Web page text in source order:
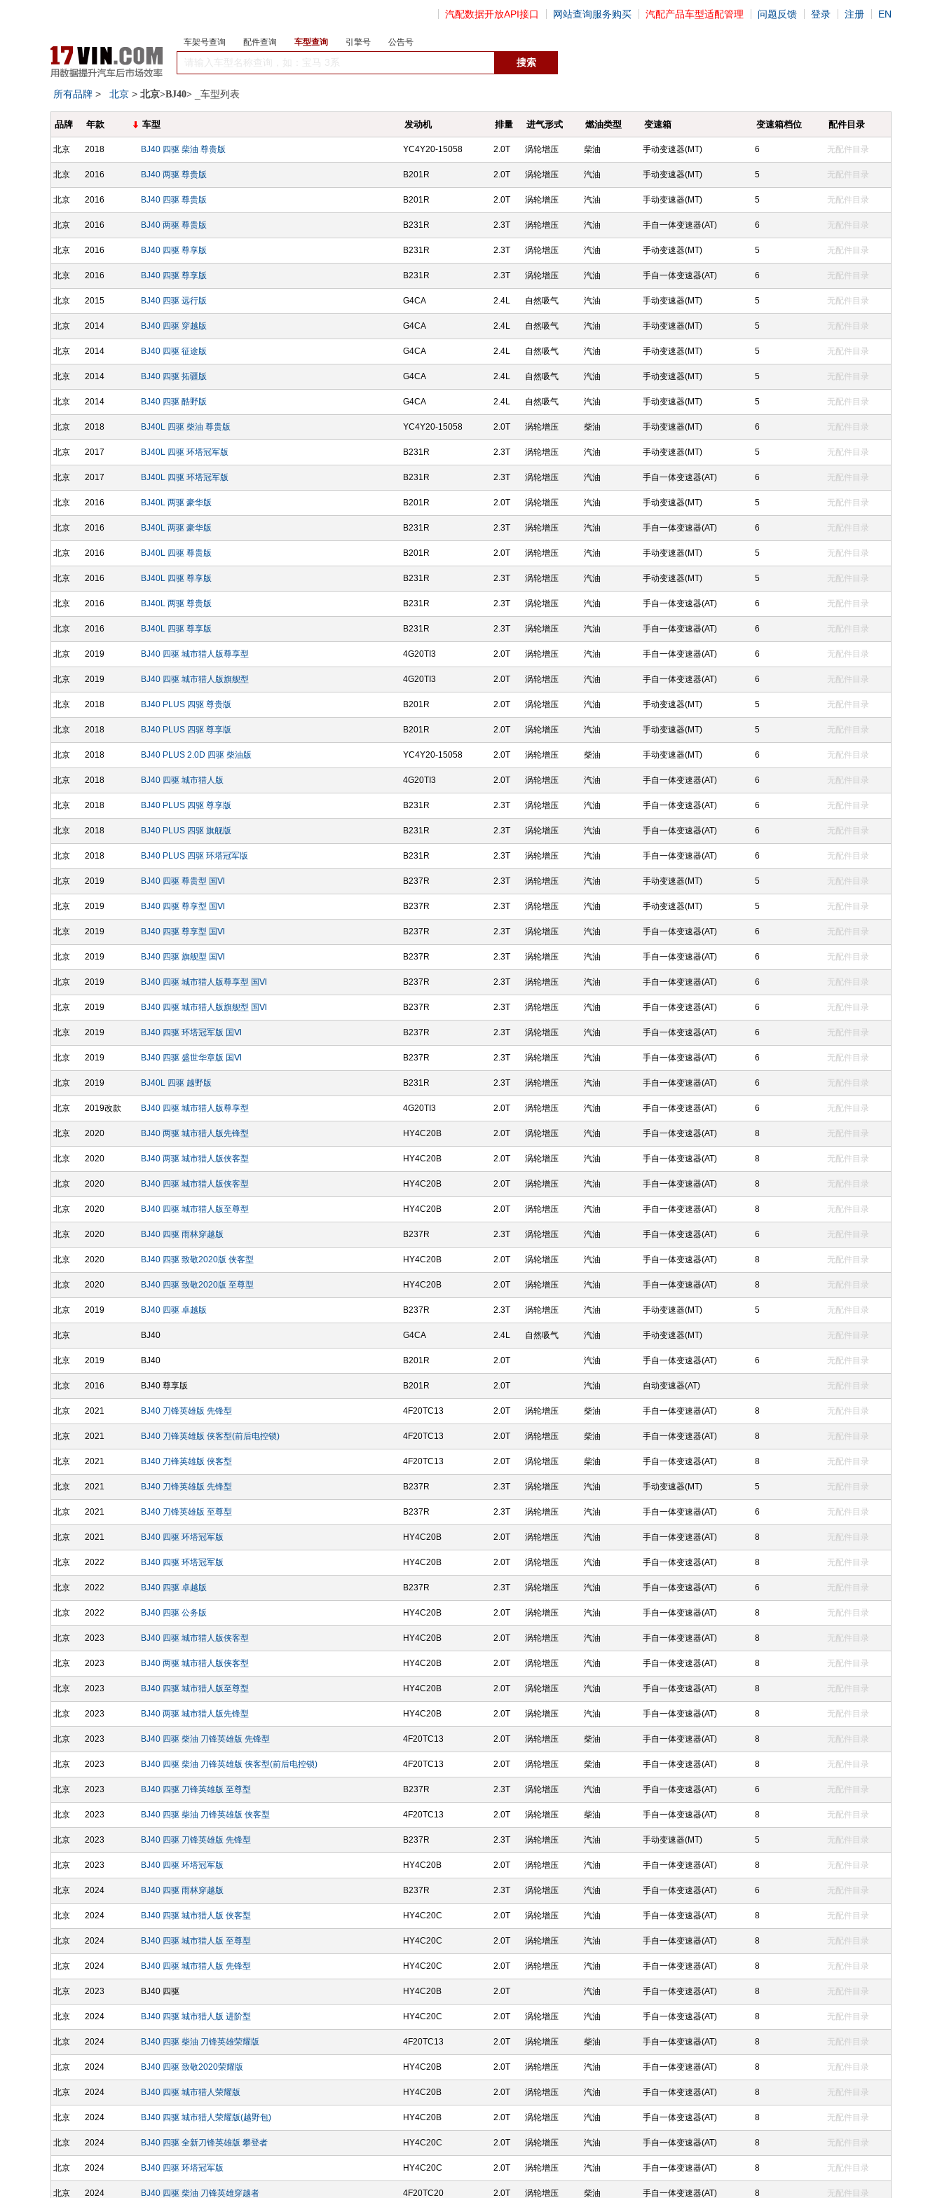
汽配数据开放API接口 网站查询服务购买 汽配产品车型适配管理 问题反馈 登录 注册 EN
车架号查询 配件查询 车型查询 引擎号 公告号
所有品牌 > 北京 > 北京>BJ40> _车型列表
品牌 年款 车型 发动机 排量 进气形式 燃油类型 变速箱 变速箱档位 配件目录
北京 2018 BJ40 四驱 柴油 尊贵版 YC4Y20-15058 2.0T 涡轮增压 柴油 手动变速器(MT) 6 无配件目录
北京 2016 BJ40 两驱 尊贵版 B201R 2.0T 涡轮增压 汽油 手动变速器(MT) 5 无配件目录
北京 2016 BJ40 四驱 尊贵版 B201R 2.0T 涡轮增压 汽油 手动变速器(MT) 5 无配件目录
北京 2016 BJ40 两驱 尊贵版 B231R 2.3T 涡轮增压 汽油 手自一体变速器(AT) 6 无配件目录
北京 2016 BJ40 四驱 尊享版 B231R 2.3T 涡轮增压 汽油 手动变速器(MT) 5 无配件目录
北京 2016 BJ40 四驱 尊享版 B231R 2.3T 涡轮增压 汽油 手自一体变速器(AT) 6 无配件目录
北京 2015 BJ40 四驱 远行版 G4CA 2.4L 自然吸气 汽油 手动变速器(MT) 5 无配件目录
北京 2014 BJ40 四驱 穿越版 G4CA 2.4L 自然吸气 汽油 手动变速器(MT) 5 无配件目录
北京 2014 BJ40 四驱 征途版 G4CA 2.4L 自然吸气 汽油 手动变速器(MT) 5 无配件目录
北京 2014 BJ40 四驱 拓疆版 G4CA 2.4L 自然吸气 汽油 手动变速器(MT) 5 无配件目录
北京 2014 BJ40 四驱 酷野版 G4CA 2.4L 自然吸气 汽油 手动变速器(MT) 5 无配件目录
北京 2018 BJ40L 四驱 柴油 尊贵版 YC4Y20-15058 2.0T 涡轮增压 柴油 手动变速器(MT) 6 无配件目录
北京 2017 BJ40L 四驱 环塔冠军版 B231R 2.3T 涡轮增压 汽油 手动变速器(MT) 5 无配件目录
北京 2017 BJ40L 四驱 环塔冠军版 B231R 2.3T 涡轮增压 汽油 手自一体变速器(AT) 6 无配件目录
北京 2016 BJ40L 两驱 豪华版 B201R 2.0T 涡轮增压 汽油 手动变速器(MT) 5 无配件目录
北京 2016 BJ40L 两驱 豪华版 B231R 2.3T 涡轮增压 汽油 手自一体变速器(AT) 6 无配件目录
北京 2016 BJ40L 四驱 尊贵版 B201R 2.0T 涡轮增压 汽油 手动变速器(MT) 5 无配件目录
北京 2016 BJ40L 四驱 尊享版 B231R 2.3T 涡轮增压 汽油 手动变速器(MT) 5 无配件目录
北京 2016 BJ40L 两驱 尊贵版 B231R 2.3T 涡轮增压 汽油 手自一体变速器(AT) 6 无配件目录
北京 2016 BJ40L 四驱 尊享版 B231R 2.3T 涡轮增压 汽油 手自一体变速器(AT) 6 无配件目录
北京 2019 BJ40 四驱 城市猎人版尊享型 4G20TI3 2.0T 涡轮增压 汽油 手自一体变速器(AT) 6 无配件目录
北京 2019 BJ40 四驱 城市猎人版旗舰型 4G20TI3 2.0T 涡轮增压 汽油 手自一体变速器(AT) 6 无配件目录
北京 2018 BJ40 PLUS 四驱 尊贵版 B201R 2.0T 涡轮增压 汽油 手动变速器(MT) 5 无配件目录
北京 2018 BJ40 PLUS 四驱 尊享版 B201R 2.0T 涡轮增压 汽油 手动变速器(MT) 5 无配件目录
北京 2018 BJ40 PLUS 2.0D 四驱 柴油版 YC4Y20-15058 2.0T 涡轮增压 柴油 手动变速器(MT) 6 无配件目录
北京 2018 BJ40 四驱 城市猎人版 4G20TI3 2.0T 涡轮增压 汽油 手自一体变速器(AT) 6 无配件目录
北京 2018 BJ40 PLUS 四驱 尊享版 B231R 2.3T 涡轮增压 汽油 手自一体变速器(AT) 6 无配件目录
北京 2018 BJ40 PLUS 四驱 旗舰版 B231R 2.3T 涡轮增压 汽油 手自一体变速器(AT) 6 无配件目录
北京 2018 BJ40 PLUS 四驱 环塔冠军版 B231R 2.3T 涡轮增压 汽油 手自一体变速器(AT) 6 无配件目录
北京 2019 BJ40 四驱 尊贵型 国Ⅵ B237R 2.3T 涡轮增压 汽油 手动变速器(MT) 5 无配件目录
北京 2019 BJ40 四驱 尊享型 国Ⅵ B237R 2.3T 涡轮增压 汽油 手动变速器(MT) 5 无配件目录
北京 2019 BJ40 四驱 尊享型 国Ⅵ B237R 2.3T 涡轮增压 汽油 手自一体变速器(AT) 6 无配件目录
北京 2019 BJ40 四驱 旗舰型 国Ⅵ B237R 2.3T 涡轮增压 汽油 手自一体变速器(AT) 6 无配件目录
北京 2019 BJ40 四驱 城市猎人版尊享型 国Ⅵ B237R 2.3T 涡轮增压 汽油 手自一体变速器(AT) 6 无配件目录
北京 2019 BJ40 四驱 城市猎人版旗舰型 国Ⅵ B237R 2.3T 涡轮增压 汽油 手自一体变速器(AT) 6 无配件目录
北京 2019 BJ40 四驱 环塔冠军版 国Ⅵ B237R 2.3T 涡轮增压 汽油 手自一体变速器(AT) 6 无配件目录
北京 2019 BJ40 四驱 盛世华章版 国Ⅵ B237R 2.3T 涡轮增压 汽油 手自一体变速器(AT) 6 无配件目录
北京 2019 BJ40L 四驱 越野版 B231R 2.3T 涡轮增压 汽油 手自一体变速器(AT) 6 无配件目录
北京 2019改款 BJ40 四驱 城市猎人版尊享型 4G20TI3 2.0T 涡轮增压 汽油 手自一体变速器(AT) 6 无配件目录
北京 2020 BJ40 两驱 城市猎人版先锋型 HY4C20B 2.0T 涡轮增压 汽油 手自一体变速器(AT) 8 无配件目录
北京 2020 BJ40 两驱 城市猎人版侠客型 HY4C20B 2.0T 涡轮增压 汽油 手自一体变速器(AT) 8 无配件目录
北京 2020 BJ40 四驱 城市猎人版侠客型 HY4C20B 2.0T 涡轮增压 汽油 手自一体变速器(AT) 8 无配件目录
北京 2020 BJ40 四驱 城市猎人版至尊型 HY4C20B 2.0T 涡轮增压 汽油 手自一体变速器(AT) 8 无配件目录
北京 2020 BJ40 四驱 雨林穿越版 B237R 2.3T 涡轮增压 汽油 手自一体变速器(AT) 6 无配件目录
北京 2020 BJ40 四驱 致敬2020版 侠客型 HY4C20B 2.0T 涡轮增压 汽油 手自一体变速器(AT) 8 无配件目录
北京 2020 BJ40 四驱 致敬2020版 至尊型 HY4C20B 2.0T 涡轮增压 汽油 手自一体变速器(AT) 8 无配件目录
北京 2019 BJ40 四驱 卓越版 B237R 2.3T 涡轮增压 汽油 手动变速器(MT) 5 无配件目录
北京 BJ40 G4CA 2.4L 自然吸气 汽油 手动变速器(MT) 无配件目录
北京 2019 BJ40 B201R 2.0T 汽油 手自一体变速器(AT) 6 无配件目录
北京 2016 BJ40 尊享版 B201R 2.0T 汽油 自动变速器(AT) 无配件目录
北京 2021 BJ40 刀锋英雄版 先锋型 4F20TC13 2.0T 涡轮增压 柴油 手自一体变速器(AT) 8 无配件目录
北京 2021 BJ40 刀锋英雄版 侠客型(前后电控锁) 4F20TC13 2.0T 涡轮增压 柴油 手自一体变速器(AT) 8 无配件目录
北京 2021 BJ40 刀锋英雄版 侠客型 4F20TC13 2.0T 涡轮增压 柴油 手自一体变速器(AT) 8 无配件目录
北京 2021 BJ40 刀锋英雄版 先锋型 B237R 2.3T 涡轮增压 汽油 手动变速器(MT) 5 无配件目录
北京 2021 BJ40 刀锋英雄版 至尊型 B237R 2.3T 涡轮增压 汽油 手自一体变速器(AT) 6 无配件目录
北京 2021 BJ40 四驱 环塔冠军版 HY4C20B 2.0T 涡轮增压 汽油 手自一体变速器(AT) 8 无配件目录
北京 2022 BJ40 四驱 环塔冠军版 HY4C20B 2.0T 涡轮增压 汽油 手自一体变速器(AT) 8 无配件目录
北京 2022 BJ40 四驱 卓越版 B237R 2.3T 涡轮增压 汽油 手自一体变速器(AT) 6 无配件目录
北京 2022 BJ40 四驱 公务版 HY4C20B 2.0T 涡轮增压 汽油 手自一体变速器(AT) 8 无配件目录
北京 2023 BJ40 四驱 城市猎人版侠客型 HY4C20B 2.0T 涡轮增压 汽油 手自一体变速器(AT) 8 无配件目录
北京 2023 BJ40 两驱 城市猎人版侠客型 HY4C20B 2.0T 涡轮增压 汽油 手自一体变速器(AT) 8 无配件目录
北京 2023 BJ40 四驱 城市猎人版至尊型 HY4C20B 2.0T 涡轮增压 汽油 手自一体变速器(AT) 8 无配件目录
北京 2023 BJ40 两驱 城市猎人版先锋型 HY4C20B 2.0T 涡轮增压 汽油 手自一体变速器(AT) 8 无配件目录
北京 2023 BJ40 四驱 柴油 刀锋英雄版 先锋型 4F20TC13 2.0T 涡轮增压 柴油 手自一体变速器(AT) 8 无配件目录
北京 2023 BJ40 四驱 柴油 刀锋英雄版 侠客型(前后电控锁) 4F20TC13 2.0T 涡轮增压 柴油 手自一体变速器(AT) 8 无配件目录
北京 2023 BJ40 四驱 刀锋英雄版 至尊型 B237R 2.3T 涡轮增压 汽油 手自一体变速器(AT) 6 无配件目录
北京 2023 BJ40 四驱 柴油 刀锋英雄版 侠客型 4F20TC13 2.0T 涡轮增压 柴油 手自一体变速器(AT) 8 无配件目录
北京 2023 BJ40 四驱 刀锋英雄版 先锋型 B237R 2.3T 涡轮增压 汽油 手动变速器(MT) 5 无配件目录
北京 2023 BJ40 四驱 环塔冠军版 HY4C20B 2.0T 涡轮增压 汽油 手自一体变速器(AT) 8 无配件目录
北京 2024 BJ40 四驱 雨林穿越版 B237R 2.3T 涡轮增压 汽油 手自一体变速器(AT) 6 无配件目录
北京 2024 BJ40 四驱 城市猎人版 侠客型 HY4C20C 2.0T 涡轮增压 汽油 手自一体变速器(AT) 8 无配件目录
北京 2024 BJ40 四驱 城市猎人版 至尊型 HY4C20C 2.0T 涡轮增压 汽油 手自一体变速器(AT) 8 无配件目录
北京 2024 BJ40 四驱 城市猎人版 先锋型 HY4C20C 2.0T 涡轮增压 汽油 手自一体变速器(AT) 8 无配件目录
北京 2023 BJ40 四驱 HY4C20B 2.0T 汽油 手自一体变速器(AT) 8 无配件目录
北京 2024 BJ40 四驱 城市猎人版 进阶型 HY4C20C 2.0T 涡轮增压 汽油 手自一体变速器(AT) 8 无配件目录
北京 2024 BJ40 四驱 柴油 刀锋英雄荣耀版 4F20TC13 2.0T 涡轮增压 柴油 手自一体变速器(AT) 8 无配件目录
北京 2024 BJ40 四驱 致敬2020荣耀版 HY4C20B 2.0T 涡轮增压 汽油 手自一体变速器(AT) 8 无配件目录
北京 2024 BJ40 四驱 城市猎人荣耀版 HY4C20B 2.0T 涡轮增压 汽油 手自一体变速器(AT) 8 无配件目录
北京 2024 BJ40 四驱 城市猎人荣耀版(越野包) HY4C20B 2.0T 涡轮增压 汽油 手自一体变速器(AT) 8 无配件目录
北京 2024 BJ40 四驱 全新刀锋英雄版 攀登者 HY4C20C 2.0T 涡轮增压 汽油 手自一体变速器(AT) 8 无配件目录
北京 2024 BJ40 四驱 环塔冠军版 HY4C20C 2.0T 涡轮增压 汽油 手自一体变速器(AT) 8 无配件目录
北京 2024 BJ40 四驱 柴油 刀锋英雄穿越者 4F20TC20 2.0T 涡轮增压 柴油 手自一体变速器(AT) 8 无配件目录